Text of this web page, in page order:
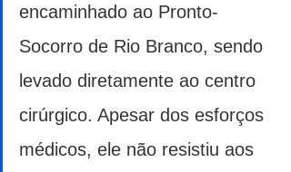
encaminhado ao Pronto-
Socorro de Rio Branco, sendo
levado diretamente ao centro
cirúrgico. Apesar dos esforços
médicos, ele não resistiu aos